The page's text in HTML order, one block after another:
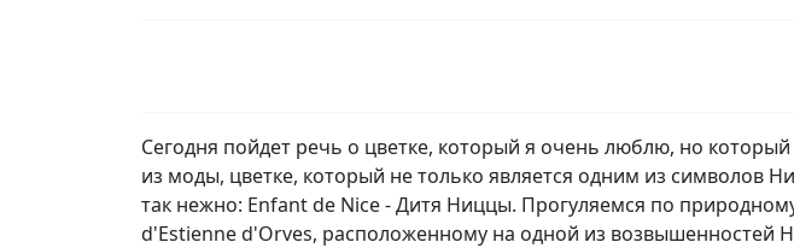
Сегодня пойдет речь о цветке, который я очень люблю, но
из моды, цветке, который не только является одним из символов
так нежно: Enfant de Nice - Дитя Ниццы. Прогуляемся по
d'Estienne d'Orves, расположенному на одной из возвышенностей